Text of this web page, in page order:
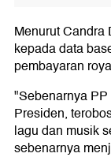
Menurut Candra
kepada data
pembayaran
"Sebenarnya
Presiden,
lagu dan musik
sebenarnya